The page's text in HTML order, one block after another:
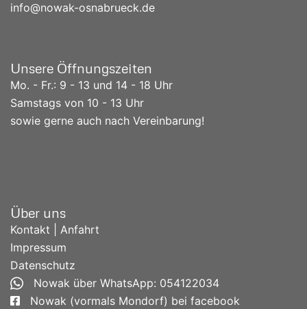
info@nowak-osnabrueck.de
Unsere Öffnungszeiten
Mo. - Fr.: 9 - 13 und 14 - 18 Uhr
Samstags von 10 - 13 Uhr
sowie gerne auch nach Vereinbarung!
Über uns
Kontakt | Anfahrt
Impressum
Datenschutz
Nowak über WhatsApp: 054122034
Nowak (vormals Mondorf) bei facebook